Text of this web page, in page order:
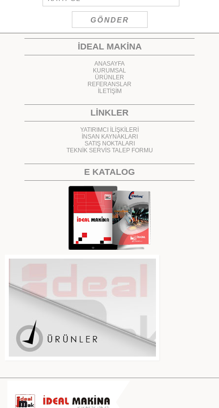
İDEAL MAKİNA
ANASAYFA
KURUMSAL
ÜRÜNLER
REFERANSLAR
İLETİŞİM
LİNKLER
YATIRIMCI İLİŞKİLERİ
İNSAN KAYNAKLARI
SATIŞ NOKTALARI
TEKNİK SERVİS TALEP FORMU
E KATALOG